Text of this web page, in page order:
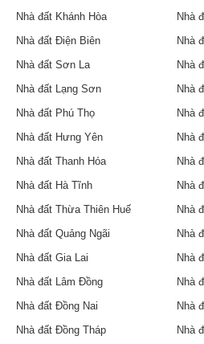
Nhà đất Khánh Hòa
Nhà
Nhà đất Điện Biên
Nhà
Nhà đất Sơn La
Nhà
Nhà đất Lạng Sơn
Nhà
Nhà đất Phú Thọ
Nhà
Nhà đất Hưng Yên
Nhà
Nhà đất Thanh Hóa
Nhà
Nhà đất Hà Tĩnh
Nhà
Nhà đất Thừa Thiên Huế
Nhà
Nhà đất Quảng Ngãi
Nhà
Nhà đất Gia Lai
Nhà
Nhà đất Lâm Đồng
Nhà
Nhà đất Đồng Nai
Nhà
Nhà đất Đồng Tháp
Nhà